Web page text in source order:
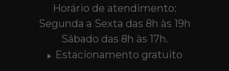
Horário de atendimento:
Segunda a Sexta das 8h às 19h
Sábado das 8h às 17h.
Estacionamento gratuito